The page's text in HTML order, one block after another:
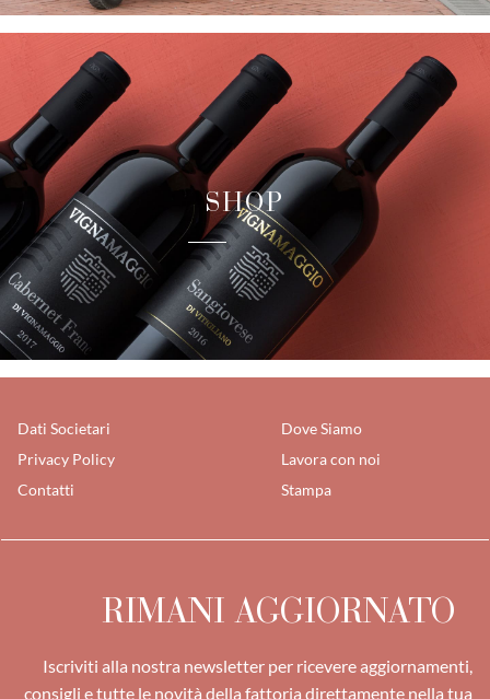
SHOP
Dati Societari
Privacy Policy
Contatti
Dove Siamo
Lavora con noi
Stampa
RIMANI AGGIORNATO
Iscriviti alla nostra newsletter per ricevere aggiornamenti,
consigli e tutte le novità della fattoria direttamente nella tua